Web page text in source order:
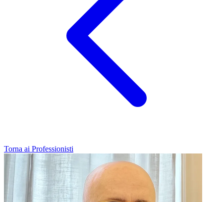
Torna ai Professionisti